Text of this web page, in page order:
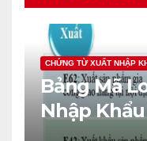
CHỨNG TỪ XUẤT NHẬP
Bảng Mã
Nhập